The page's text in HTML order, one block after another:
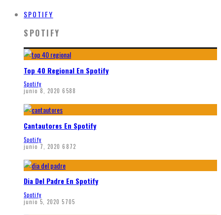
SPOTIFY
SPOTIFY
Top 40 Regional En Spotify
Spotify
junio 8, 2020 6588
Cantautores En Spotify
Spotify
junio 7, 2020 6872
Dia Del Padre En Spotify
Spotify
junio 5, 2020 5705